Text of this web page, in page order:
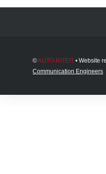
©AUTO-RITEIT • Website
Communication Engineers